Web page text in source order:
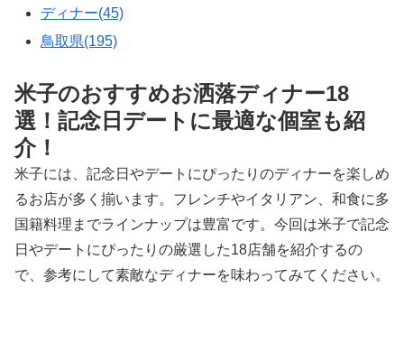
ディナー(45)
鳥取県(195)
米子のおすすめお洒落ディナー18
選！記念日デートに最適な個室も紹
介！
米子には、記念日やデートにぴったりのディナーを楽しめ
るお店が多く揃います。フレンチやイタリアン、和食に多
国籍料理までラインナップは豊富です。今回は米子で記念
日やデートにぴったりの厳選した18店舗を紹介するの
で、参考にして素敵なディナーを味わってみてください。